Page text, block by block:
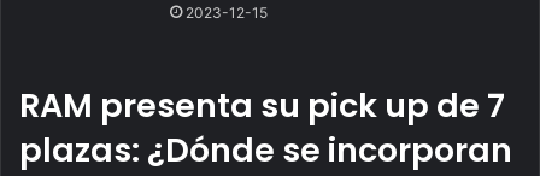
2023-12-15
RAM presenta su pick up de 7
plazas: ¿Dónde se incorporan